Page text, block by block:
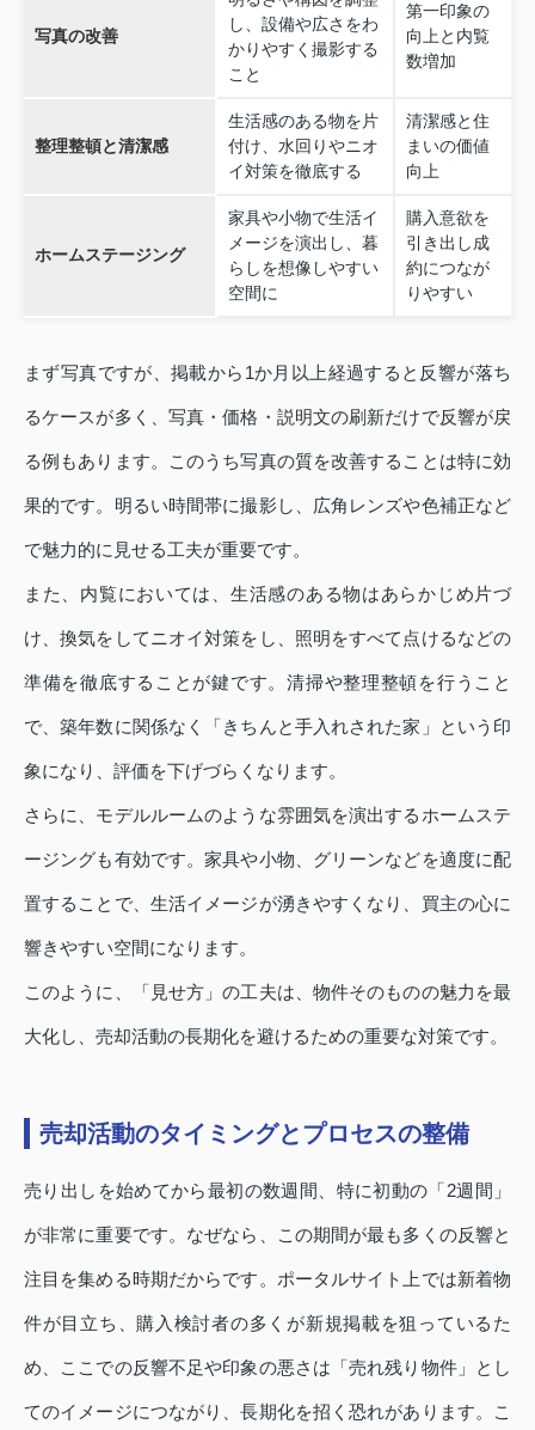
写真の改善
し、設備や広さをわ
かりやすく撮影する
こと
第一印象の
向上と内覧
数増加
整理整頓と清潔感
生活感のある物を片
付け、水回りやニオ
イ対策を徹底する
清潔感と住
まいの価値
向上
ホームステージング
家具や小物で生活イ
メージを演出し、暮
らしを想像しやすい
空間に
購入意欲を
引き出し成
約につなが
りやすい
まず写真ですが、掲載から1か月以上経過すると反響が落ち
るケースが多く、写真・価格・説明文の刷新だけで反響が戻
る例もあります。このうち写真の質を改善することは特に効
果的です。明るい時間帯に撮影し、広角レンズや色補正など
で魅力的に見せる工夫が重要です。
また、内覧においては、生活感のある物はあらかじめ片づ
け、換気をしてニオイ対策をし、照明をすべて点けるなどの
準備を徹底することが鍵です。清掃や整理整頓を行うこと
で、築年数に関係なく「きちんと手入れされた家」という印
象になり、評価を下げづらくなります。
さらに、モデルルームのような雰囲気を演出するホームステ
ージングも有効です。家具や小物、グリーンなどを適度に配
置することで、生活イメージが湧きやすくなり、買主の心に
響きやすい空間になります。
このように、「見せ方」の工夫は、物件そのものの魅力を最
大化し、売却活動の長期化を避けるための重要な対策です。
売却活動のタイミングとプロセスの整備
売り出しを始めてから最初の数週間、特に初動の「2週間」
が非常に重要です。なぜなら、この期間が最も多くの反響と
注目を集める時期だからです。ポータルサイト上では新着物
件が目立ち、購入検討者の多くが新規掲載を狙っているた
め、ここでの反響不足や印象の悪さは「売れ残り物件」とし
てのイメージにつながり、長期化を招く恐れがあります。こ